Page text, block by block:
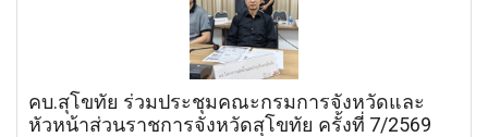
คบ.สุโขทัย ร่วมประชุมคณะกรมการจังหวัดและ
หัวหน้าส่วนราชการจังหวัดสุโขทัย ครั้งที่ 7/2569